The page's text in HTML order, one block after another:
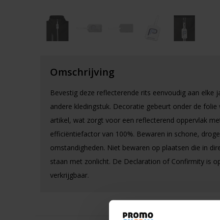
Omschrijving
Bevestig deze reflecterende rits eenvoudig aan elke
andere kledingstuk. Decoratie gebeurt onder de folie
artikel, wat zorgt voor een reflecterend oppervlak
efficiëntiefactor van 100%. Bewaren in schone, droge
omstandigheden. Niet bewaren op plaatsen die in
staan met zonlicht. De Declaration of Confirmity is
verkrijgbaar.